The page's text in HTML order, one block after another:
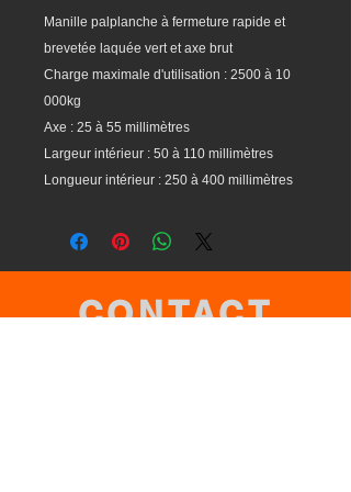
Manille palplanche à fermeture rapide et
brevetée laquée vert et axe brut
Charge maximale d'utilisation : 2500 à 10
000kg
Axe : 25 à 55 millimètres
Largeur intérieur : 50 à 110 millimètres
Longueur intérieur : 250 à 400 millimètres
CONTACT